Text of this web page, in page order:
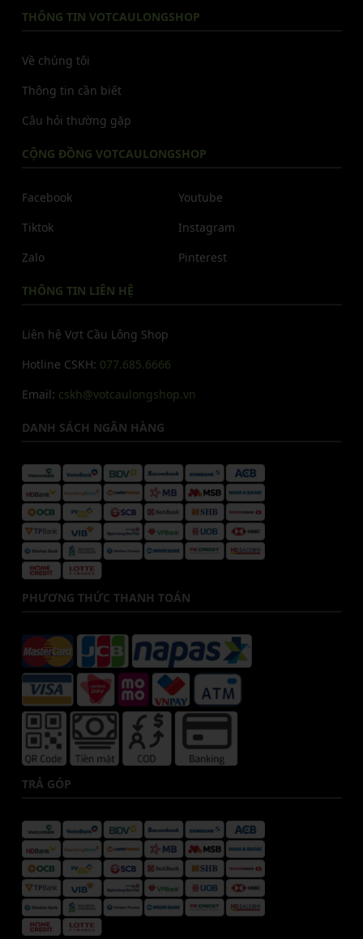
THÔNG TIN VOTCAULONGSHOP
Về chúng tôi
Thông tin cần biết
Câu hỏi thường gặp
CỘNG ĐỒNG VOTCAULONGSHOP
Facebook
Tiktok
Zalo
Youtube
Instagram
Pinterest
THÔNG TIN LIÊN HỆ
Liên hệ Vợt Cầu Lông Shop
Hotline CSKH: 077.685.6666
Email: cskh@votcaulongshop.vn
DANH SÁCH NGÂN HÀNG
PHƯƠNG THỨC THANH TOÁN
TRẢ GÓP